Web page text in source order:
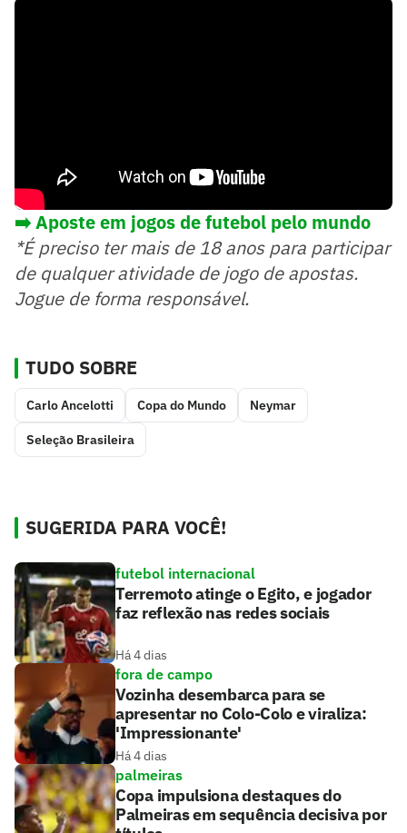
➡️ Aposte em jogos de futebol pelo mundo
*É preciso ter mais de 18 anos para participar
de qualquer atividade de jogo de apostas.
Jogue de forma responsável.
TUDO SOBRE
Carlo Ancelotti Copa do Mundo Neymar
Seleção Brasileira
SUGERIDA PARA VOCÊ!
futebol internacional
Terremoto atinge o Egito, e jogador
faz reflexão nas redes sociais
Há 4 dias
fora de campo
Vozinha desembarca para se
apresentar no Colo-Colo e viraliza:
'Impressionante'
Há 4 dias
palmeiras
Copa impulsiona destaques do
Palmeiras em sequência decisiva por